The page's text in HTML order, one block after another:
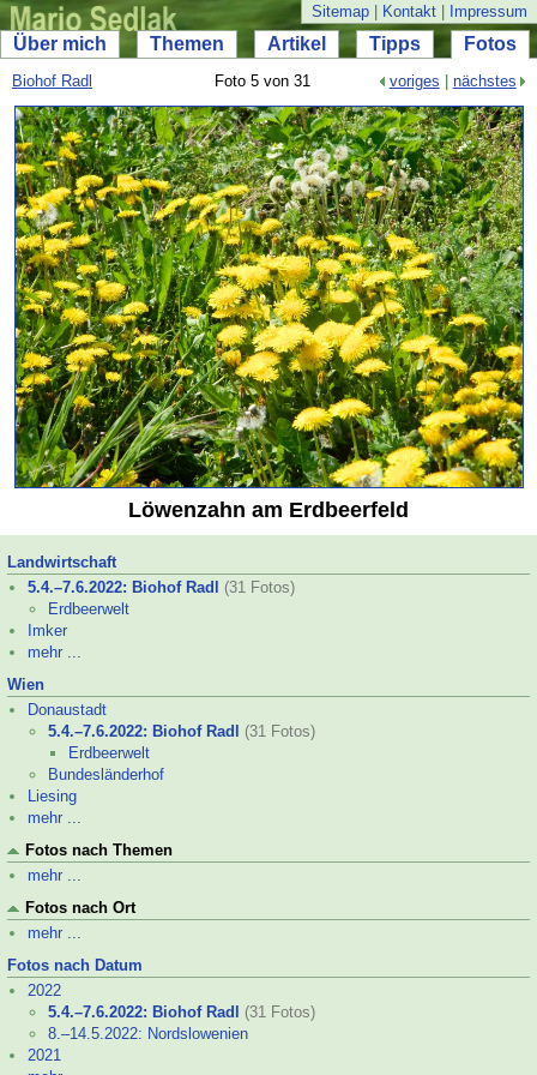
Sitemap Kontakt Impressum
Über mich Themen Artikel Tipps Fotos
Biohof Radl Foto 5 von 31 voriges nächstes
Löwenzahn am Erdbeerfeld
Landwirtschaft
5.4.–7.6.2022: Biohof Radl
(31 Fotos)
Erdbeerwelt
Imker
mehr ...
Wien
Donaustadt
5.4.–7.6.2022: Biohof Radl
(31 Fotos)
Erdbeerwelt
Bundesländerhof
Liesing
mehr ...
Fotos nach Themen
mehr ...
Fotos nach Ort
mehr ...
Fotos nach Datum
2022
5.4.–7.6.2022: Biohof Radl
(31 Fotos)
8.–14.5.2022: Nordslowenien
2021